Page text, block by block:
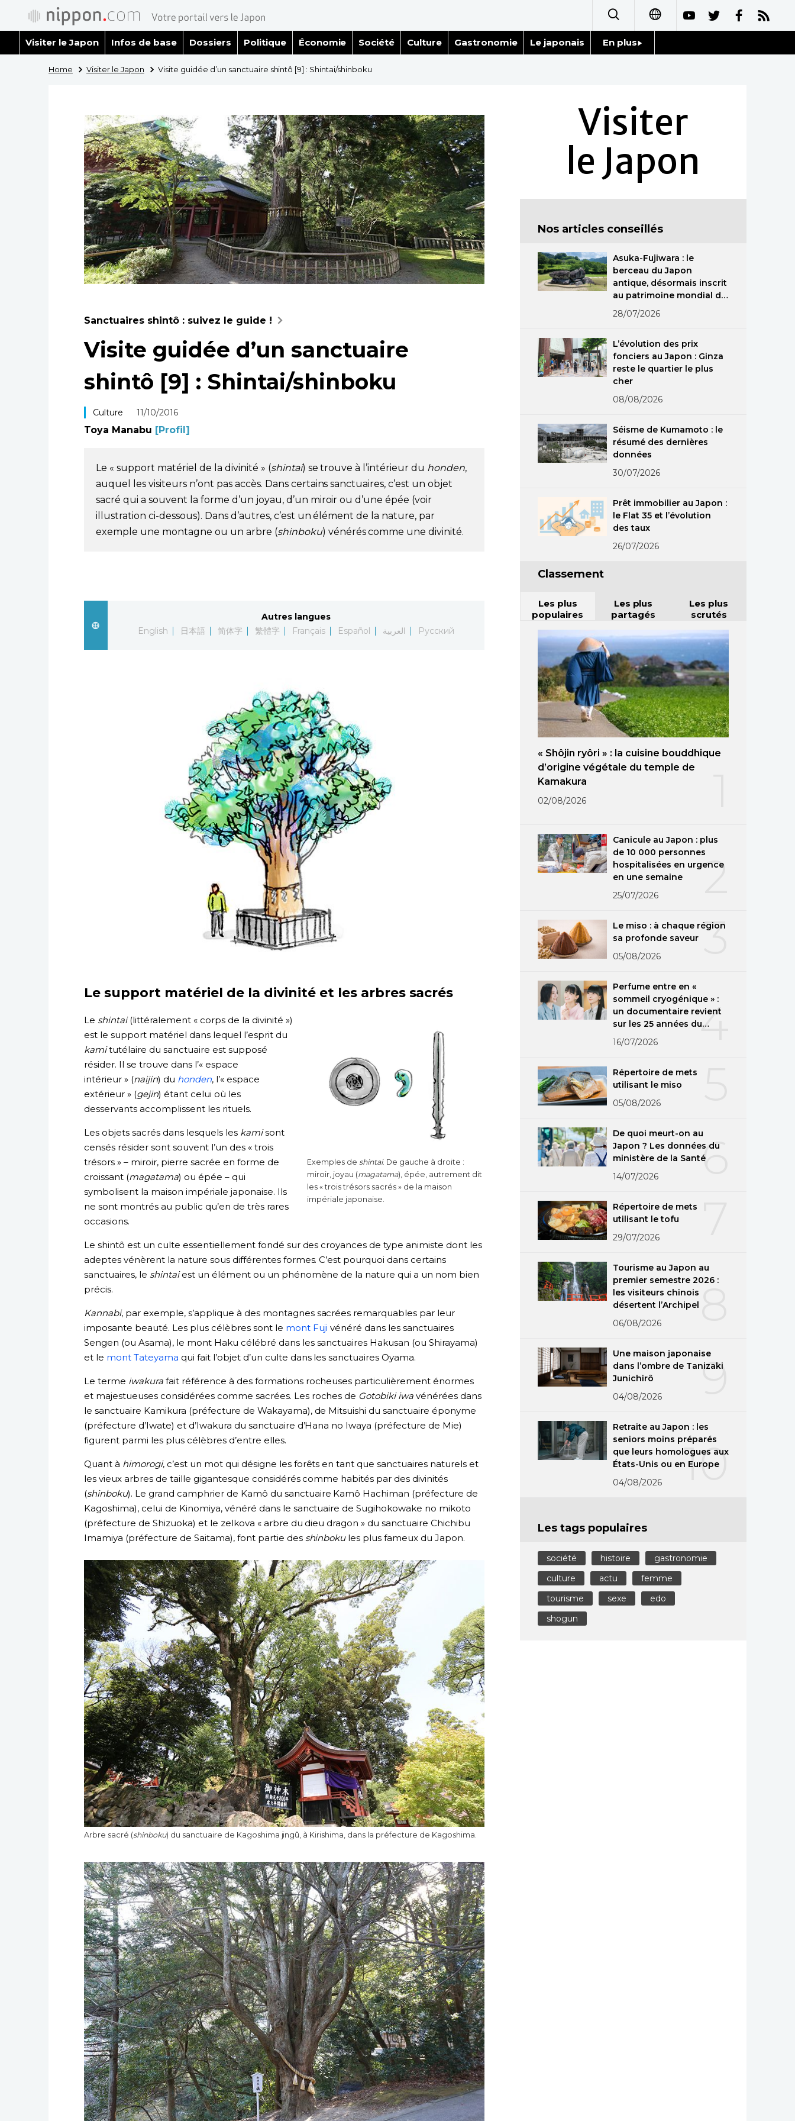
繁體字
Español
العربية
Русский
Visiter le Japon Infos de base Dossiers Politique Économie Société Culture Gastronomie Le japonais En plus
Personnages
Chroniques
Tokyo
Home Visiter le Japon Visite guidée d’un sanctuaire shintô [9] : Shintai/shinboku
Sanctuaires shintô : suivez le guide !
Visite guidée d’un sanctuaire
shintô [9] : Shintai/shinboku
Culture 11/10/2016
Toya Manabu [Profil]
Le « support matériel de la divinité » (shintai) se trouve à l’intérieur du honden,
auquel les visiteurs n’ont pas accès. Dans certains sanctuaires, c’est un objet
sacré qui a souvent la forme d’un joyau, d’un miroir ou d’une épée (voir
illustration ci-dessous). Dans d’autres, c’est un élément de la nature, par
exemple une montagne ou un arbre (shinboku) vénérés comme une divinité.
Autres langues
English
日本語 简体字 繁體字 Français Español العربية Русский
Le support matériel de la divinité et les arbres sacrés
Exemples de shintai. De gauche à droite :
miroir, joyau (magatama), épée, autrement dit
les « trois trésors sacrés » de la maison
impériale japonaise.
Le shintai(littéralement « corps de la divinité »)
est le support matériel dans lequel l’esprit du
kamitutélaire du sanctuaire est supposé
résider. Il se trouve dans l’« espace
intérieur » (naijin) du honden, l’« espace
extérieur » (gejin) étant celui où les
desservants accomplissent les rituels.
Les objets sacrés dans lesquels les kamisont
censés résider sont souvent l’un des « trois
trésors » – miroir, pierre sacrée en forme de
croissant (magatama) ou épée – qui
symbolisent la maison impériale japonaise. Ils
ne sont montrés au public qu’en de très rares
occasions.
Le shintô est un culte essentiellement fondé sur des croyances de type animiste dont les
adeptes vénèrent la nature sous différentes formes. C’est pourquoi dans certains
sanctuaires, le shintaiest un élément ou un phénomène de la nature qui a un nom bien
précis.
Kannabi, par exemple, s’applique à des montagnes sacrées remarquables par leur
imposante beauté. Les plus célèbres sont le mont Fuji vénéré dans les sanctuaires
Sengen (ou Asama), le mont Haku célébré dans les sanctuaires Hakusan (ou Shirayama)
et le mont Tateyama qui fait l’objet d’un culte dans les sanctuaires Oyama.
Le terme iwakura fait référence à des formations rocheuses particulièrement énormes
et majestueuses considérées comme sacrées. Les roches de Gotobiki iwa vénérées dans
le sanctuaire Kamikura (préfecture de Wakayama), de Mitsuishi du sanctuaire éponyme
(préfecture d’Iwate) et d’Iwakura du sanctuaire d’Hana no Iwaya (préfecture de Mie)
figurent parmi les plus célèbres d’entre elles.
Quant à himorogi, c’est un mot qui désigne les forêts en tant que sanctuaires naturels et
les vieux arbres de taille gigantesque considérés comme habités par des divinités
(shinboku). Le grand camphrier de Kamô du sanctuaire Kamô Hachiman (préfecture de
Kagoshima), celui de Kinomiya, vénéré dans le sanctuaire de Sugihokowake no mikoto
(préfecture de Shizuoka) et le zelkova « arbre du dieu dragon » du sanctuaire Chichibu
Imamiya (préfecture de Saitama), font partie des shinbokules plus fameux du Japon.
Arbre sacré (shinboku) du sanctuaire de Kagoshima jingû, à Kirishima, dans la préfecture de Kagoshima.
Visiter
le Japon
Nos articles conseillés
Asuka-Fujiwara : le
berceau du Japon
antique, désormais inscrit
au patrimoine mondial de
l’Unesco
28/07/2026
L’évolution des prix
fonciers au Japon : Ginza
reste le quartier le plus
cher
08/08/2026
Séisme de Kumamoto : le
résumé des dernières
données
30/07/2026
Prêt immobilier au Japon :
le Flat 35 et l’évolution
des taux
26/07/2026
Classement
Les plus
populaires
Les plus
partagés
Les plus
scrutés
« Shôjin ryôri » : la cuisine bouddhique
d’origine végétale du temple de
Kamakura
02/08/2026
2
Canicule au Japon : plus
de 10 000 personnes
hospitalisées en urgence
en une semaine
25/07/2026
3
Le miso : à chaque région
sa profonde saveur
05/08/2026
4
Perfume entre en «
sommeil cryogénique » :
un documentaire revient
sur les 25 années du
groupe
16/07/2026
Répertoire de mets
utilisant le miso
05/08/2026
6
De quoi meurt-on au
Japon ? Les données du
ministère de la Santé
14/07/2026
Répertoire de mets
utilisant le tofu
29/07/2026
Tourisme au Japon au
premier semestre 2026 :
les visiteurs chinois
désertent l’Archipel
06/08/2026
9
Une maison japonaise
dans l’ombre de Tanizaki
Junichirô
04/08/2026
10
Retraite au Japon : les
seniors moins préparés
que leurs homologues aux
États-Unis ou en Europe
04/08/2026
Les tags populaires
société histoire
gastronomie
culture
actu
femme
tourisme
sexe
edo
shogun